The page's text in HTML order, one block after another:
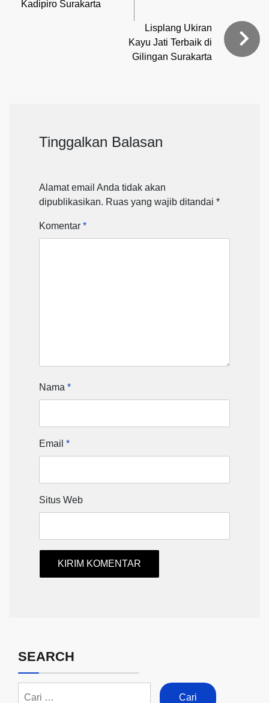
Kadipiro Surakarta
Lisplang Ukiran
Kayu Jati Terbaik di
Gilingan Surakarta
Tinggalkan Balasan
Alamat email Anda tidak akan
dipublikasikan. Ruas yang wajib ditandai *
Komentar *
Nama *
Email *
Situs Web
SEARCH